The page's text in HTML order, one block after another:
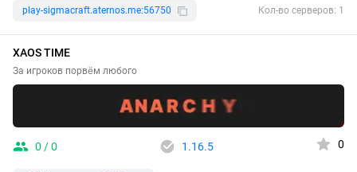
play-sigmacraft.aternos.me:56750 Кол-во серверов: 1
XAOS TIME
За игроков порвём любого
0 / 0 1.16.5 0